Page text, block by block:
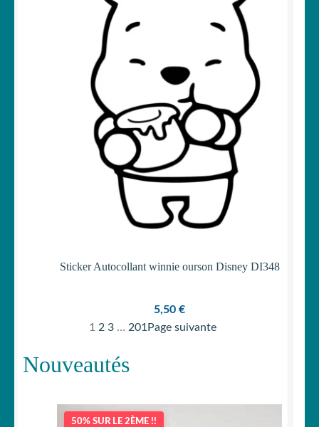
Sticker Autocollant winnie ourson Disney DI348
5,50 €
1 2 3 … 201 Page suivante
Nouveautés
50% SUR LE 2ÈME !!